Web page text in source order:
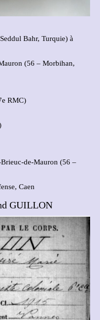
Bahr, Turquie) à
(56 – Morbihan,
RMC)
de-Mauron (56 –
Caen
GUILLON